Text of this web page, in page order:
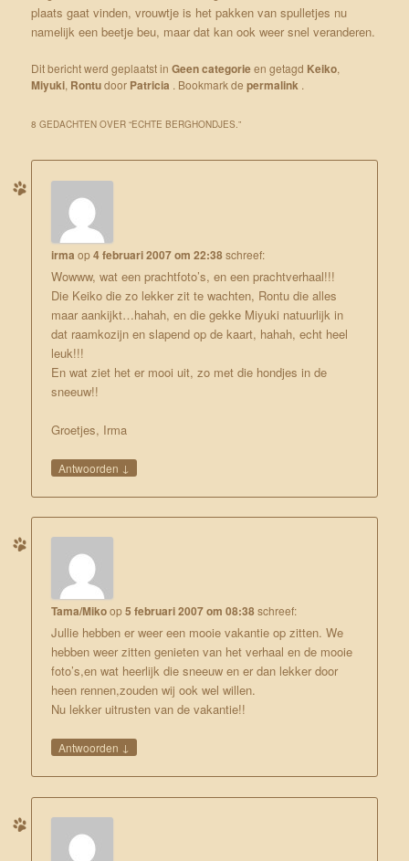
plaats gaat vinden, vrouwtje is het pakken van spulletjes nu
namelijk een beetje beu, maar dat kan ook weer snel veranderen.
Dit bericht werd geplaatst inGeen categorieen getagd Keiko,
Miyuki, Rontudoor Patricia . Bookmark depermalink .
8 GEDACHTEN OVER “ECHTE BERGHONDJES.”
irma op4 februari 2007 om 22:38schreef:
Wowww, wat een prachtfoto’s, en een prachtverhaal!!!
Die Keiko die zo lekker zit te wachten, Rontu die alles
maar aankijkt…hahah, en die gekke Miyuki natuurlijk in
dat raamkozijn en slapend op de kaart, hahah, echt heel
leuk!!!
En wat ziet het er mooi uit, zo met die hondjes in de
sneeuw!!
Groetjes, Irma
Antwoorden ↓
Tama/Mikoop5 februari 2007 om 08:38schreef:
Jullie hebben er weer een mooie vakantie op zitten. We
hebben weer zitten genieten van het verhaal en de mooie
foto’s,en wat heerlijk die sneeuw en er dan lekker door
heen rennen,zouden wij ook wel willen.
Nu lekker uitrusten van de vakantie!!
Antwoorden ↓